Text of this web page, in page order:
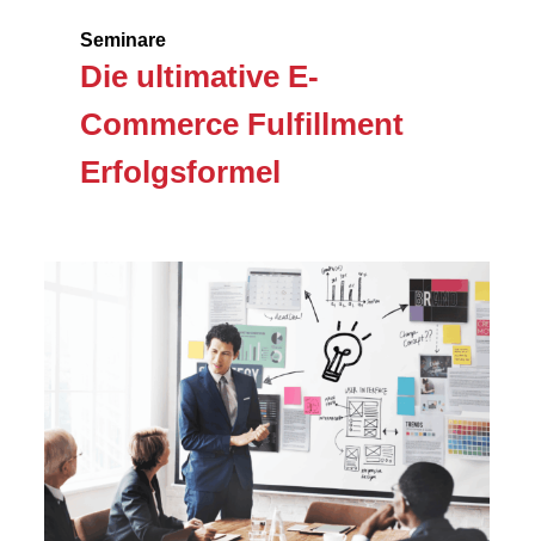
Seminare
Die ultimative E-
Commerce Fulfillment
Erfolgsformel